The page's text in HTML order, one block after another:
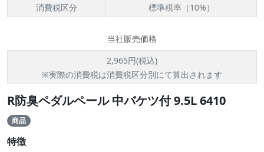
消費税区分
標準税率（10%）
当社販売価格
2,965円(税込)
※実際の消費税は消費税区分別にて算出されます
R防臭ペダルペール 中バケツ付 9.5L 6410
商品
特徴